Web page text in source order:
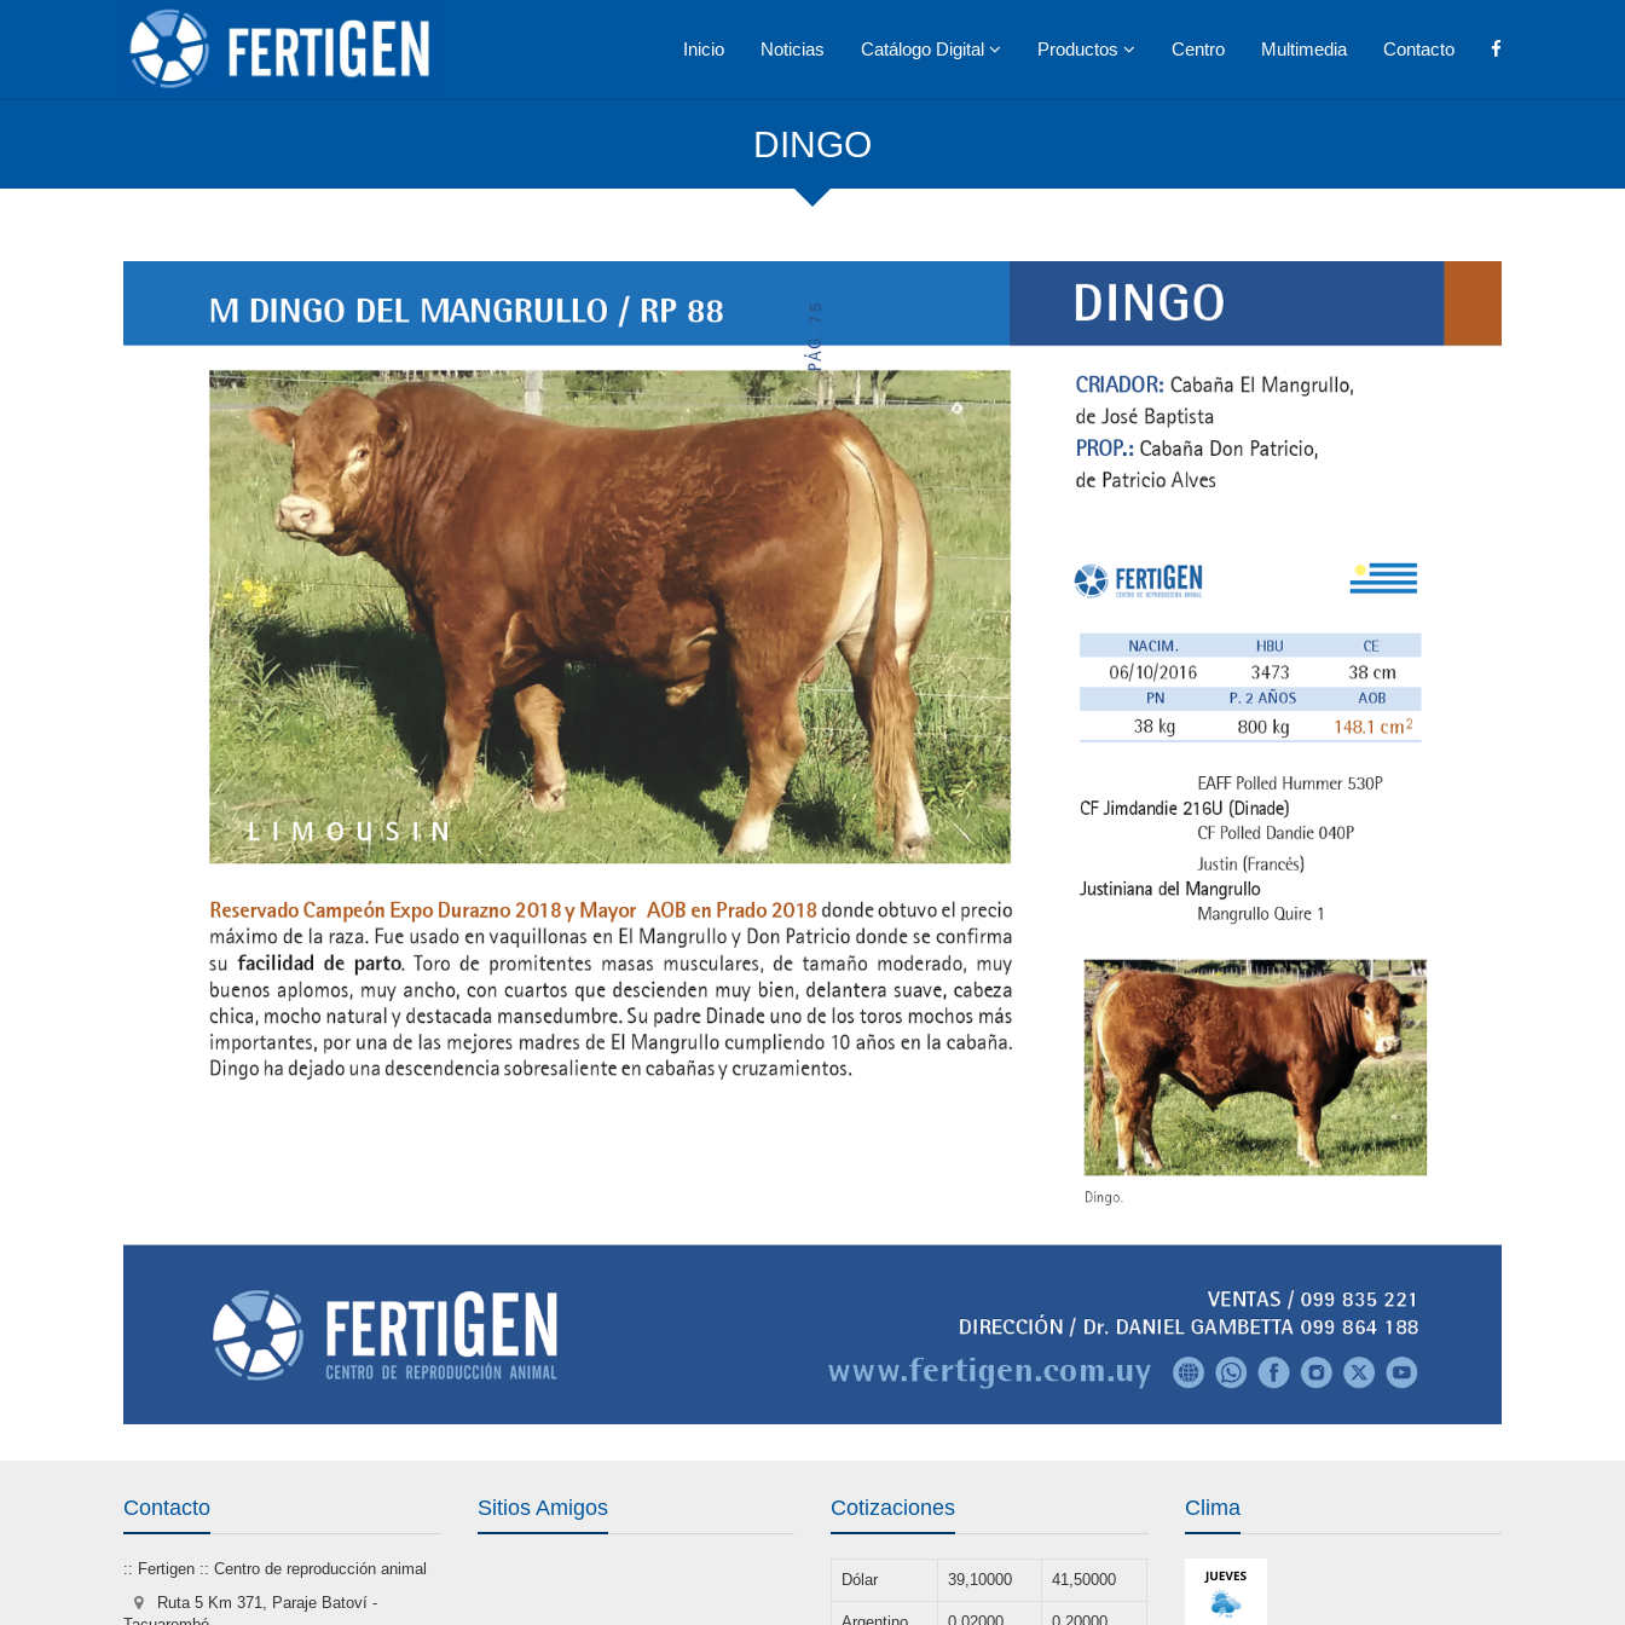
Inicio Noticias Catálogo Digital Productos Centro Multimedia Contacto
DINGO
Contacto
:: Fertigen :: Centro de reproducción animal
Ruta 5 Km 371, Paraje Batoví -
Sitios Amigos Cotizaciones
Dólar 39,10000 41,50000
Clima